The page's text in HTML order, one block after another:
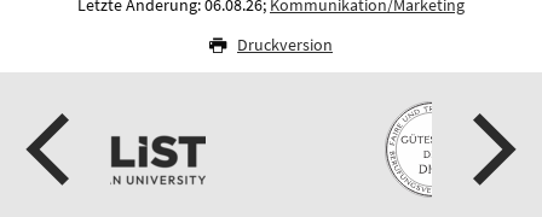
Letzte Änderung: 06.08.26; Kommunikation/Marketing
Druckversion